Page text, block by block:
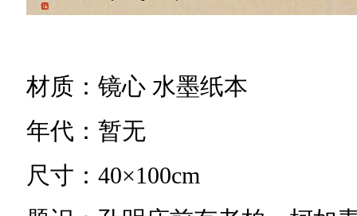
材质：镜心 水墨纸本
年代：暂无
尺寸：40×100cm